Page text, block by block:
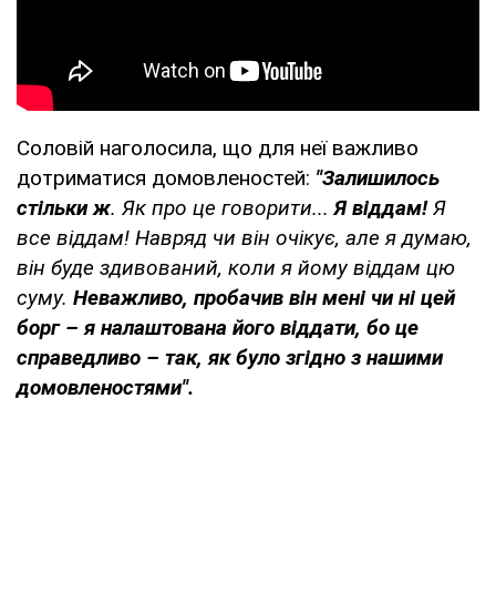
Соловій наголосила, що для неї важливо
дотриматися домовленостей: "Залишилось
стільки ж. Як про це говорити...Я віддам!Я
все віддам! Навряд чи він очікує, але я думаю,
він буде здивований, коли я йому віддам цю
суму. Неважливо, пробачив він мені чи ні цей
борг – я налаштована його віддати, бо це
справедливо – так, як було згідно з нашими
домовленостями".